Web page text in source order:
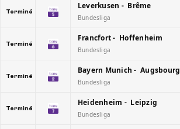
Terminé
Leverkusen - Brême
Bundesliga
Terminé
Francfort - Hoffenheim
Bundesliga
Terminé
Bayern Munich - Augsbourg
Bundesliga
Terminé
Heidenheim - Leipzig
Bundesliga